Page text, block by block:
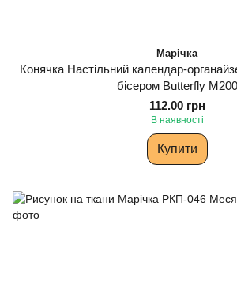
Марічка
Конячка Настільний календар-
бісером Butterfly M200
112.00 грн
В наявності
Купити